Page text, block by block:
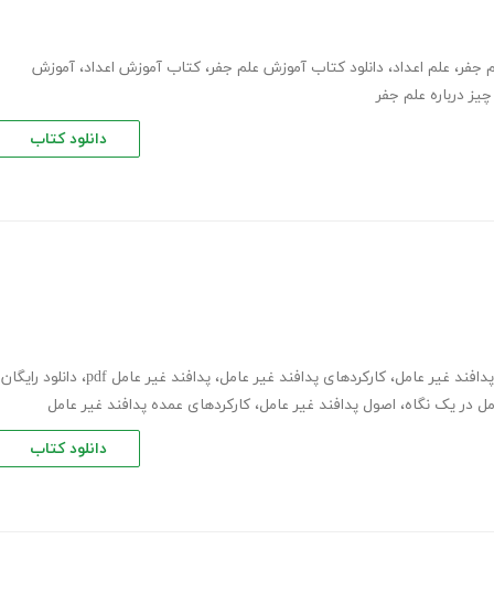
جفر، علم اعداد، دانلود کتاب آموزش علم جفر، کتاب آموزش اعداد، آموزش
درباره علم جفر
دانلود کتاب
غیر عامل، کارکردهای پدافند غیر عامل، پدافند غیر عامل pdf ، دانلود رایگان
در یک نگاه، اصول پدافند غیر عامل، کارکردهای عمده پدافند غیر عامل
دانلود کتاب